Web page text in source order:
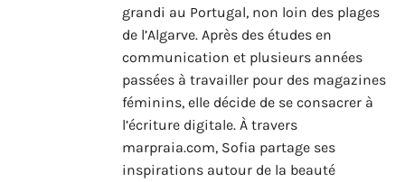
grandi au Portugal, non loin des plages
de l’Algarve. Après des études en
communication et plusieurs années
passées à travailler pour des magazines
féminins, elle décide de se consacrer à
l’écriture digitale. À travers
marpraia.com, Sofia partage ses
inspirations autour de la beauté